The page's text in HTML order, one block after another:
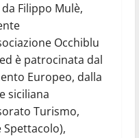
Filippo Mulè,
Occhiblu
è patrocinata dal
Europeo, dalla
siciliana
Turismo,
Spettacolo),